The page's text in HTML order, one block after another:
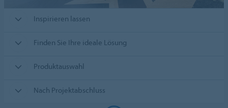
Inspirieren lassen
Finden Sie Ihre ideale Lösung
Produktauswahl
Nach Projektabschluss